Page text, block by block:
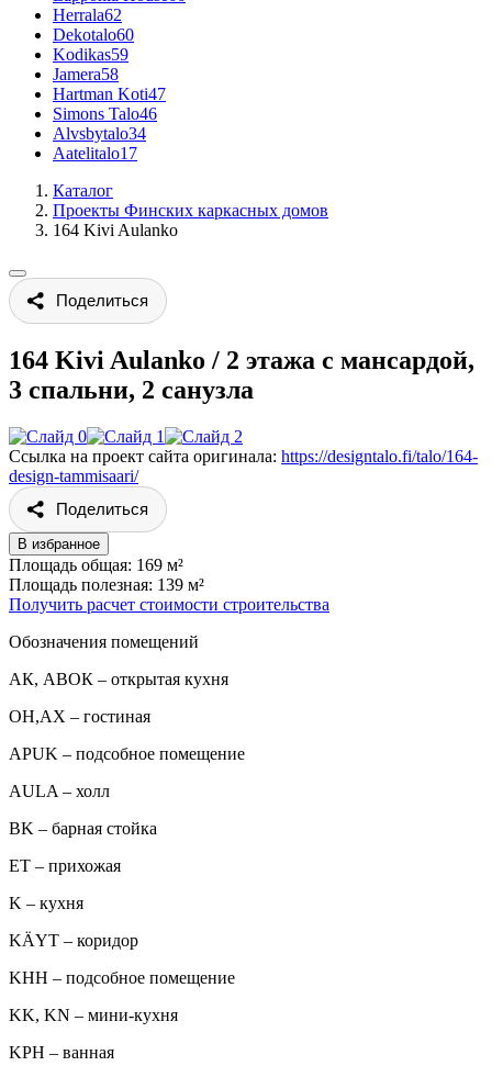
Herrala62
Dekotalo60
Kodikas59
Jamera58
Hartman Koti47
Simons Talo46
Alvsbytalo34
Aatelitalo17
Каталог
Проекты Финских каркасных домов
164 Kivi Aulanko
Поделиться
164 Kivi Aulanko / 2 этажа с мансардой,
3 спальни, 2 санузла
Ссылка на проект сайта оригинала: https://designtalo.fi/talo/164-
design-tammisaari/
Поделиться
В избранное
Площадь общая: 169 м²
Площадь полезная: 139 м²
Получить расчет стоимости строительства
Обозначения помещений
АК, АВОК – открытая кухня
ОН,AX – гостиная
APUK – подсобное помещение
AULA – холл
BK – барная стойка
ET – прихожая
K – кухня
KÄYT – коридор
KHH – подсобное помещение
KK, KN – мини-кухня
KPH – ванная